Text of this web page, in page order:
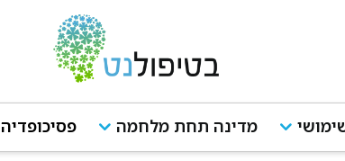
מדינה תחת מלחמה פסיכופדיה